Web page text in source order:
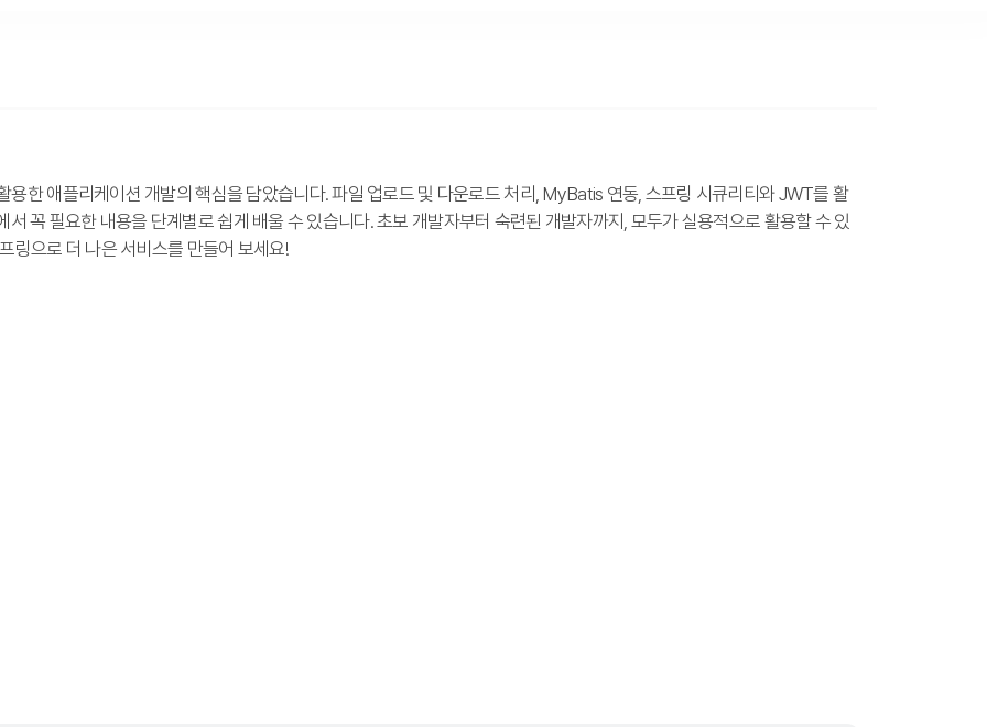
용한 애플리케이션 개발의 핵심을 담았습니다. 파일 업로드 및 다운로드 처리, MyBatis 연동, 스프링 시큐리티와 JWT를 활
꼭 필요한 내용을 단계별로 쉽게 배울 수 있습니다. 초보 개발자부터 숙련된 개발자까지, 모두가 실용적으로 활용할 수 있
링으로 더 나은 서비스를 만들어 보세요!